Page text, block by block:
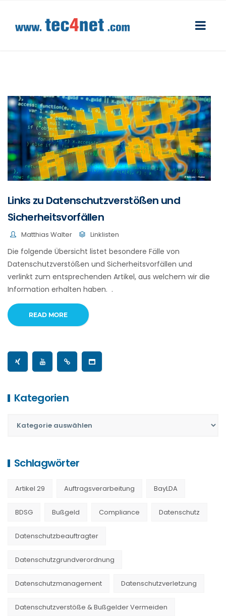
Links zu Datenschutzverstößen und
Sicherheitsvorfällen
Matthias Walter Linklisten
Die folgende Übersicht listet besondere Fälle von
Datenschutzverstößen und Sicherheitsvorfällen und
verlinkt zum entsprechenden Artikel, aus welchem wir die
Information erhalten haben. .
READ MORE
Kategorien
Schlagwörter
Artikel 29 Auftragsverarbeitung BayLDA
BDSG Bußgeld Compliance Datenschutz
Datenschutzbeauftragter
Datenschutzgrundverordnung
Datenschutzmanagement Datenschutzverletzung
Datenschutzverstöße & Bußgelder Vermeiden